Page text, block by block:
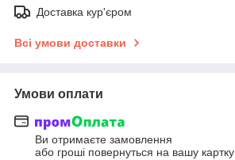
Доставка кур'єром
Всі умови доставки
Умови оплати
Ви отримаєте замовлення
або гроші повернуться на вашу картку